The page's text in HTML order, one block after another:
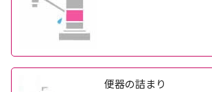
便器の詰まり